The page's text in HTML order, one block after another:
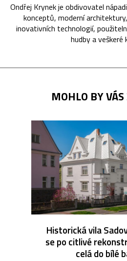
Ondřej Krynek je obdivovatel
konceptů, moderní
inovativních technologií,
hudby a veškeré
MOHLO BY
Historická vila
se po citlivé
celá do bílé